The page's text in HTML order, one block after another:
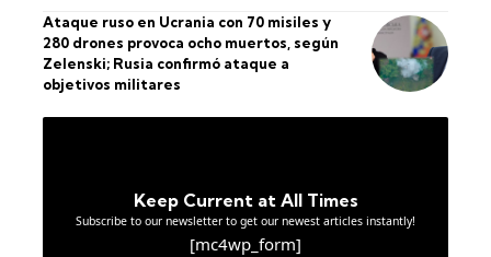
Ataque ruso en Ucrania con 70 misiles y
280 drones provoca ocho muertos, según
Zelenski; Rusia confirmó ataque a
objetivos militares
Keep Current at All Times
Subscribe to our newsletter to get our newest articles instantly!
[mc4wp_form]